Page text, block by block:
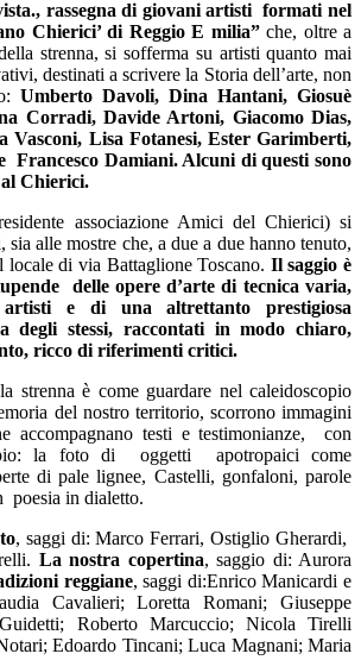
rassegna di giovani artisti formati nel
Chierici’ di Reggio E milia”che, oltre a
strenna, si sofferma su artisti quanto mai
destinati a scrivere la Storia dell’arte, non
Umberto Davoli, Dina Hantani, Giosuè
Corradi, Davide Artoni, Giacomo Dias,
Lisa Fotanesi, Ester Garimberti,
Francesco Damiani. Alcuni di questi sono
Chierici.
associazione Amici del Chierici) si
sia alle mostre che, a due a due hanno tenuto,
di via Battaglione Toscano. Il saggio è
delle opere d’arte di tecnica varia,
e di una altrettanto prestigiosa
degli stessi, raccontati in modo chiaro,
ricco di riferimenti critici.
strenna è come guardare nel caleidoscopio
del nostro territorio, scorrono immagini
accompagnano testi e testimonianze, con
la foto di oggetti apotropaici come
di pale lignee, Castelli, gonfaloni, parole
poesia in dialetto.
, saggi di: Marco Ferrari, Ostiglio Gherardi,
La nostra copertina, saggio di: Aurora
reggiane, saggi di:Enrico Manicardi e
Cavalieri; Loretta Romani; Giuseppe
Roberto Marcuccio; Nicola Tirelli
Edoardo Tincani; Luca Magnani; Maria